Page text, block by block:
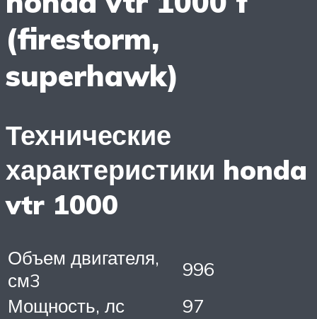
(firestorm,
superhawk)
Технические
характеристики honda
vtr 1000
Объем двигателя,
см3
996
Мощность, лс
97